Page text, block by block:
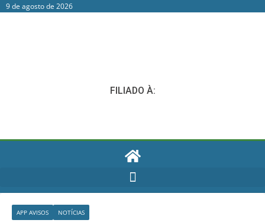
9 de agosto de 2026
FILIADO À:
APP AVISOS NOTÍCIAS